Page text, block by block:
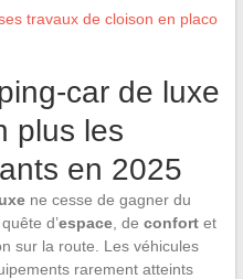
travaux de cloison en placo
car de luxe
plus les
en 2025
ne cesse de gagner du
d’espace, de confortet
sur la route. Les véhicules
rarement atteints